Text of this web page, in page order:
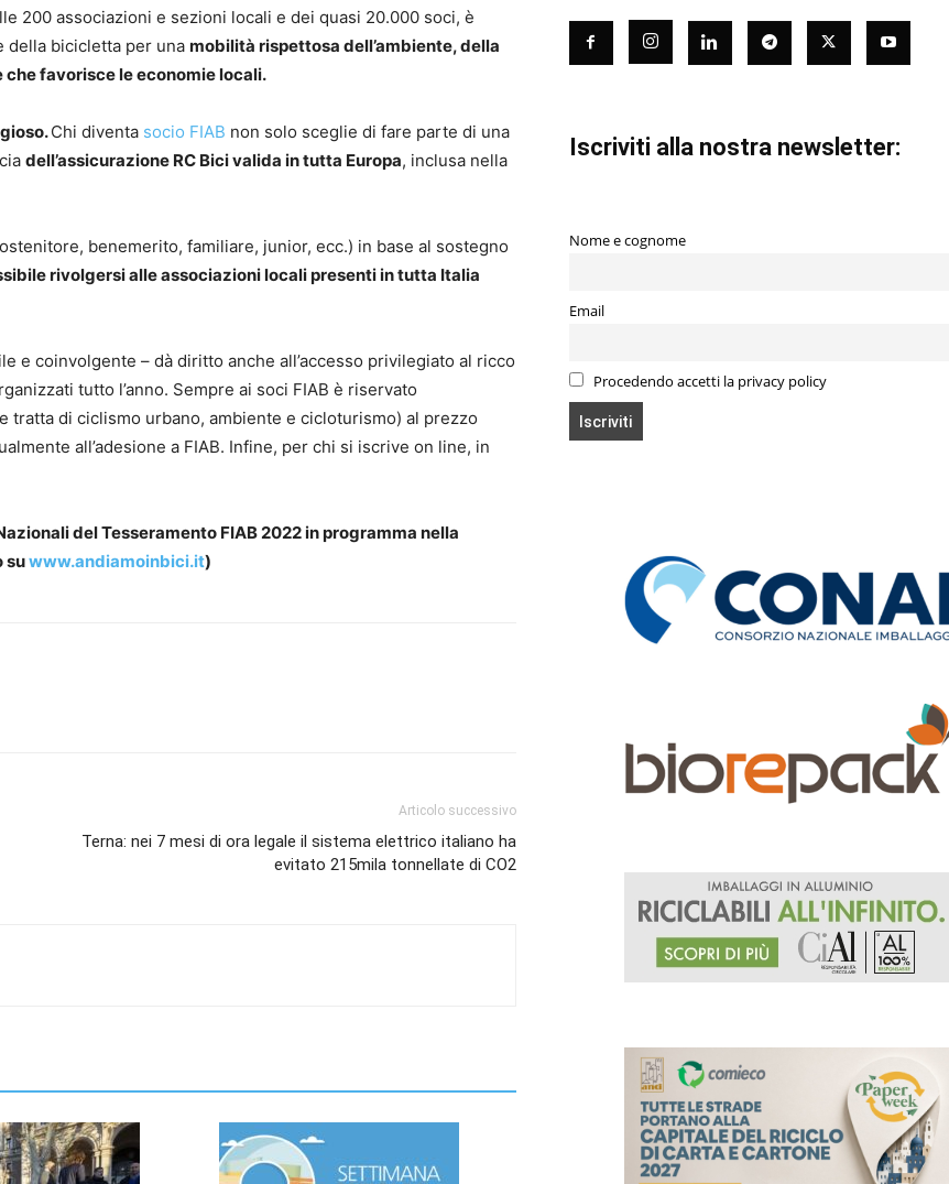
200 associazioni e sezioni locali e dei quasi 20.000 soci, è
della bicicletta per una mobilità rispettosa dell’ambiente, della
favorisce le economie locali.
Chi diventa socio FIAB non solo sceglie di fare parte di una
dell’assicurazione RC Bici valida in tutta Europa, inclusa nella
benemerito, familiare, junior, ecc.) in base al sostegno
rivolgersi alleassociazioni locali presenti in tutta Italia
e coinvolgente – dà diritto anche all’accesso privilegiato al ricco
tutto l’anno. Sempre ai soci FIAB è riservato
tratta di ciclismo urbano, ambiente e cicloturismo) al prezzo
all’adesione a FIAB. Infine, per chi si iscrive on line, in
del Tesseramento FIAB 2022 in programma nella
suwww.andiamoinbici.it)
Articolo successivo
Terna: nei 7 mesi di ora legale il sistema elettrico italiano ha
evitato 215mila tonnellate di CO2
Iscriviti alla nostra newsletter:
Nome e cognome
Email
Procedendo accetti la privacy policy